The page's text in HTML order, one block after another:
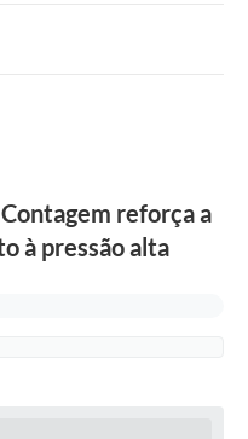
reforça a
à pressão alta